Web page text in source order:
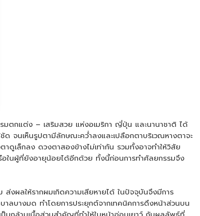
มตกแต่ง – เสริมสวย แห่งอเมริกา ญี่ปุ่น และนานาชาติ ได้
จนเห็นรูปตามีลักษณะคว่ำลงและเปลือกตาบริเวณหางตาจะ
เล็กลง ดวงตาสองข้างไม่เท่ากัน รวมทั้งอาจทำให้วิสัย
อในผู้ที่ยังอายุน้อยได้อีกด้วย ทั้งนี้ก่อนการทำศัลยกรรมจึง
งผลให้รากผมเกิดความเสียหายได้ ในปัจจุบันจึงมีการ
ลบางมด ทำโดยการประยุกต์จากเทคนิคการดึงหน้าส่วนบน